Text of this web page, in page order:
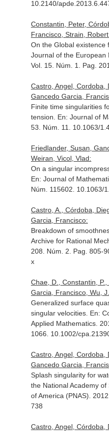
10.2140/
Constantin, Peter,
Francisco, Strain,
On the Global existence
Journal of the European
Vol. 15. Núm. 1. Pag.
Castro, Angel, Cordoba,
Gancedo Garcia,
Finite time singularities
tension. En: Journal of
53. Núm. 11. 10.1063/
Friedlander, Susan,
Weiran, Vicol, Vlad:
On a singular
En: Journal of
Núm. 115602. 10.1063/
Castro, A., Córdoba,
Garcia, Francisco:
Breakdown of
Archive for Rational
208. Núm. 2. Pag. 805-
x
Chae, D., Constantin,
Garcia, Francisco, Wu,
Generalized surface
singular velocities. En:
Applied Mathematics.
1066. 10.1002/
Castro, Angel, Cordoba,
Gancedo Garcia,
Splash singularity for
the National Academy
of America (PNAS) .
738
Castro, Angel, Córdoba,